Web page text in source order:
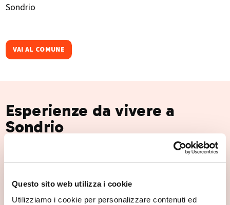
Questo sito web utilizza i cookie
Utilizziamo i cookie per personalizzare contenuti ed
Sondrio
VAI AL COMUNE
Esperienze da vivere a
Sondrio